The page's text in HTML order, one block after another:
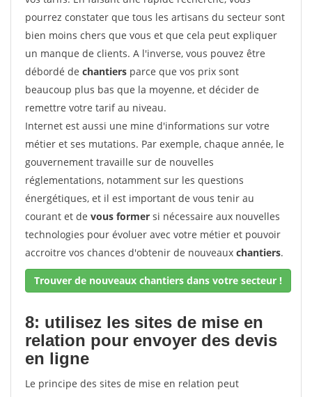
pourrez constater que tous les artisans du secteur sont
bien moins chers que vous et que cela peut expliquer
un manque de clients. A l'inverse, vous pouvez être
débordé de chantiers parce que vos prix sont
beaucoup plus bas que la moyenne, et décider de
remettre votre tarif au niveau.
Internet est aussi une mine d'informations sur votre
métier et ses mutations. Par exemple, chaque année, le
gouvernement travaille sur de nouvelles
réglementations, notamment sur les questions
énergétiques, et il est important de vous tenir au
courant et de vous former si nécessaire aux nouvelles
technologies pour évoluer avec votre métier et pouvoir
accroitre vos chances d'obtenir de nouveaux chantiers.
Trouver de nouveaux chantiers dans votre secteur !
8: utilisez les sites de mise en
relation pour envoyer des devis
en ligne
Le principe des sites de mise en relation peut